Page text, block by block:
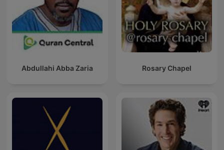
Abdullahi Abba Zaria Rosary Chapel